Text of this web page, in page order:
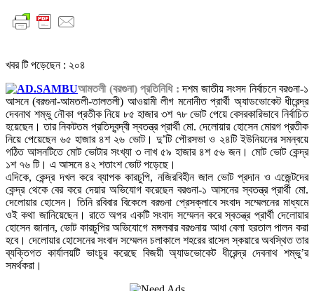
খবর টি পড়েছেন : ২০৪
আমতলী (বরগুনা) প্রতিনিধি : দশম জাতীয় সংসদ নির্বাচনে বরগুনা-১
আসনে (বরগুনা-আমতলী-তালতলী) আওয়ামী লীগ মনোনীত প্রার্থী অ্যাডভোকেট ধীরেন্দ্র
দেবনাথ শম্ভু নৌকা প্রতীক নিয়ে ৮৫ হাজার ৩শ ৭৮ ভোট পেয়ে বেসরকারিভাবে নির্বাচিত
হয়েছেন। তার নিকটতম প্রতিদ্বন্দ্বী স্বতন্ত্র প্রার্থী মো. দেলোয়ার হোসেন মোরগ প্রতীক
নিয়ে পেয়েছেন ৬৫ হাজার ৪শ ২৬ ভোট। দু’টি পৌরসভা ও ২৪টি ইউনিয়নের সমন্বয়ে
গঠিত আসনটিতে মোট ভোটার সংখ্যা ৩ লাখ ৫৯ হাজার ৪শ ৫৬ জন। মোট ভোট কেন্দ্র
১শ ৭৬ টি। এ আসনে ৪২ শতাংশ ভোট পড়েছে।
এদিকে, কেন্দ্র দখল করে ব্যাপক কারচুপি, নজিরবিহীন জাল ভোট প্রদান ও এজেন্টদের
কেন্দ্র থেকে বের করে দেয়ার অভিযোগ করেছেন বরগুনা-১ আসনের স্বতন্ত্র প্রার্থী মো.
দেলোয়ার হোসেন। তিনি রবিবার বিকেলে বরগুনা প্রেসক্লাবে সংবাদ সম্মেলনের মাধ্যমে
ওই কথা জানিয়েছেন। রাতে অপর একটি সংবাদ সম্মেলন করে স্বতন্ত্র প্রার্থী দেলোয়ার
হোসেন জানান, ভোট কারচুপির অভিযোগে মঙ্গলবার বরগুনায় আধা বেলা হরতাল পালন করা
হবে। দেলোয়ার হোসেনের সংবাদ সম্মেলন চলাকালে শহরের রাসেল স্কয়ারে অবস্থিত তার
ব্যক্তিগত কার্যালয়টি ভাংচুর করেছে বিজয়ী অ্যাডভোকেট ধীরেন্দ্র দেবনাথ শম্ভু’র
সমর্থকরা।